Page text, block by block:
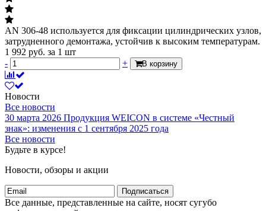
AN 306-48 используется для фиксации цилиндрических узлов,
затрудненного демонтажа, устойчив к высоким температурам.
1 992 руб. за 1 шт
-
+ В корзину
Новости
Все новости
30 марта 2026 Продукция WEICON в системе «Честный
знак»: изменения с 1 сентября 2025 года
Все новости
Будьте в курсе!
Новости, обзоры и акции
Подписаться
Все данные, представленные на сайте, носят сугубо